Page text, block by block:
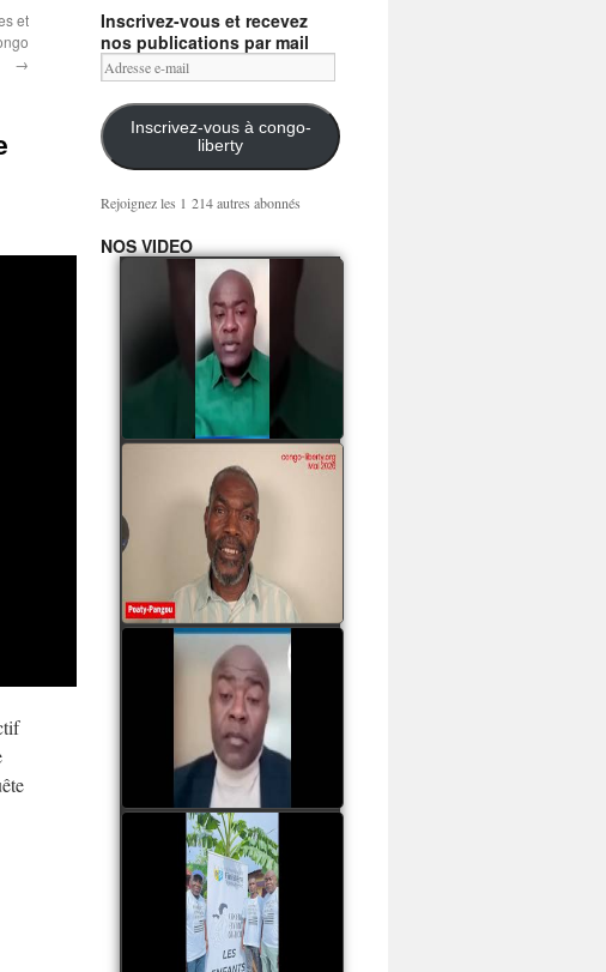
et
→
Inscrivez-vous et recevez
nos publications par mail
Adresse
e-
mail
Inscrivez-vous à congo-
liberty
Rejoignez les 1 214 autres abonnés
NOS VIDEO
Mingwa BIANGO : Ni
les mercenaires russes,
ni la garde présidentielle
ne mourront pour
Sassou Denis
watch video
POATY PANGOU
parle de la coquille vide
Collinet Makosso, des
assassinats des jeunes
par Serge OBOA
watch video
Sassou Nguesso est
revenu au pouvoir par
les armes, il ne quittera
le pouvoir que par la
force
watch video
watch video